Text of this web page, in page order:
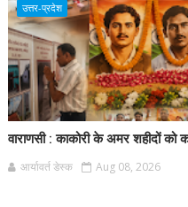
उत्तर-प्रदेश
वाराणसी : काकोरी के अमर शहीदों को
आर्यावर्त डेस्क Aug 08, 2026